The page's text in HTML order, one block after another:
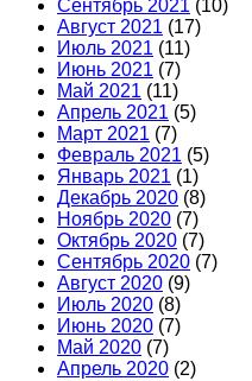
Сентябрь 2021 (10)
Август 2021 (17)
Июль 2021 (11)
Июнь 2021 (7)
Май 2021 (11)
Апрель 2021 (5)
Март 2021 (7)
Февраль 2021 (5)
Январь 2021 (1)
Декабрь 2020 (8)
Ноябрь 2020 (7)
Октябрь 2020 (7)
Сентябрь 2020 (7)
Август 2020 (9)
Июль 2020 (8)
Июнь 2020 (7)
Май 2020 (7)
Апрель 2020 (2)